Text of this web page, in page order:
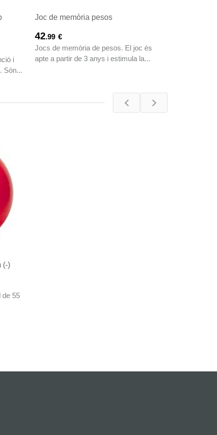
i
Són...
Joc de memòria pesos
42.99 €
Jocs de memòria de pesos. El joc és
apte a partir de 3 anys i estimula la...
(-)
de 55